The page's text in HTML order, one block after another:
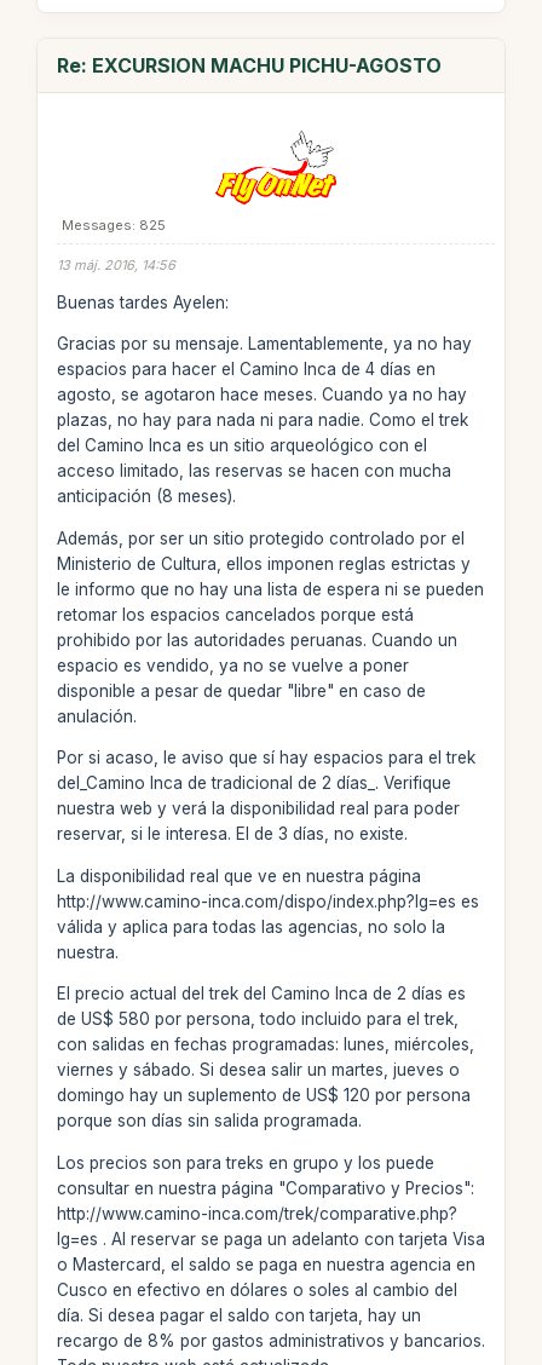
Re: EXCURSION MACHU PICHU-AGOSTO
Messages: 825
13 máj. 2016, 14:56
Buenas tardes Ayelen:
Gracias por su mensaje. Lamentablemente, ya no hay
espacios para hacer el Camino Inca de 4 días en
agosto, se agotaron hace meses. Cuando ya no hay
plazas, no hay para nada ni para nadie. Como el trek
del Camino Inca es un sitio arqueológico con el
acceso limitado, las reservas se hacen con mucha
anticipación (8 meses).
Además, por ser un sitio protegido controlado por el
Ministerio de Cultura, ellos imponen reglas estrictas y
le informo que no hay una lista de espera ni se pueden
retomar los espacios cancelados porque está
prohibido por las autoridades peruanas. Cuando un
espacio es vendido, ya no se vuelve a poner
disponible a pesar de quedar "libre" en caso de
anulación.
Por si acaso, le aviso que sí hay espacios para el trek
del_Camino Inca de tradicional de 2 días_. Verifique
nuestra web y verá la disponibilidad real para poder
reservar, si le interesa. El de 3 días, no existe.
La disponibilidad real que ve en nuestra página
http://www.camino-inca.com/dispo/index.php?lg=es es
válida y aplica para todas las agencias, no solo la
nuestra.
El precio actual del trek del Camino Inca de 2 días es
de US$ 580 por persona, todo incluido para el trek,
con salidas en fechas programadas: lunes, miércoles,
viernes y sábado. Si desea salir un martes, jueves o
domingo hay un suplemento de US$ 120 por persona
porque son días sin salida programada.
Los precios son para treks en grupo y los puede
consultar en nuestra página "Comparativo y Precios":
http://www.camino-inca.com/trek/comparative.php?
lg=es . Al reservar se paga un adelanto con tarjeta Visa
o Mastercard, el saldo se paga en nuestra agencia en
Cusco en efectivo en dólares o soles al cambio del
día. Si desea pagar el saldo con tarjeta, hay un
recargo de 8% por gastos administrativos y bancarios.